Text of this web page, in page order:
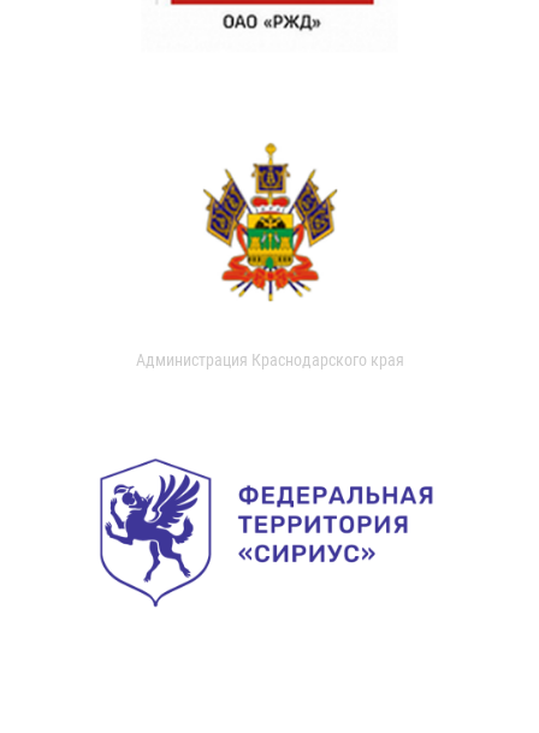
Администрация Краснодарского края